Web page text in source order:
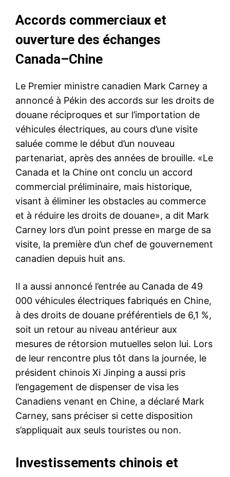
Accords commerciaux et
ouverture des échanges
Canada–Chine
Le Premier ministre canadien Mark Carney a
annoncé à Pékin des accords sur les droits de
douane réciproques et sur l’importation de
véhicules électriques, au cours d’une visite
saluée comme le début d’un nouveau
partenariat, après des années de brouille. «Le
Canada et la Chine ont conclu un accord
commercial préliminaire, mais historique,
visant à éliminer les obstacles au commerce
et à réduire les droits de douane», a dit Mark
Carney lors d’un point presse en marge de sa
visite, la première d’un chef de gouvernement
canadien depuis huit ans.
Il a aussi annoncé l’entrée au Canada de 49
000 véhicules électriques fabriqués en Chine,
à des droits de douane préférentiels de 6,1 %,
soit un retour au niveau antérieur aux
mesures de rétorsion mutuelles selon lui. Lors
de leur rencontre plus tôt dans la journée, le
président chinois Xi Jinping a aussi pris
l’engagement de dispenser de visa les
Canadiens venant en Chine, a déclaré Mark
Carney, sans préciser si cette disposition
s’appliquait aux seuls touristes ou non.
Investissements chinois et